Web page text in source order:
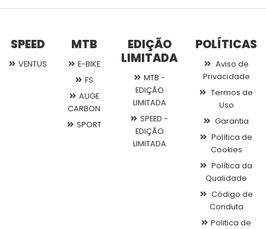
SPEED
VENTUS
MTB
E-BIKE
FS
AUGE
CARBON
SPORT
EDIÇÃO
LIMITADA
MTB -
EDIÇÃO
LIMITADA
SPEED -
EDIÇÃO
LIMITADA
POLÍTICAS
Aviso de
Privacidade
Termos de
Uso
Garantia
Política de
Cookies
Política da
Qualidade
Código de
Conduta
Politica de